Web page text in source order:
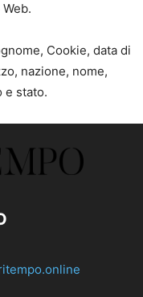
Cookie, data di
nazione, nome,
e stato.